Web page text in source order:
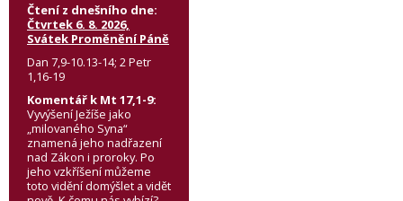
Čtení z dnešního dne:
Čtvrtek 6. 8. 2026,
Svátek Proměnění Páně
Dan 7,9-10.13-14; 2 Petr
1,16-19
Komentář k Mt 17,1-9:
Vyvýšení Ježíše jako
„milovaného Syna“
znamená jeho nadřazení
nad Zákon i proroky. Po
jeho vzkříšení můžeme
toto vidění domýšlet a vidět